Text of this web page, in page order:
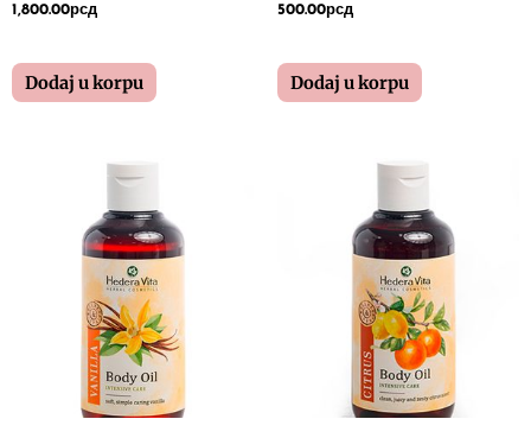
1,800.00рсд
Dodaj u korpu
500.00рсд
Dodaj u korpu